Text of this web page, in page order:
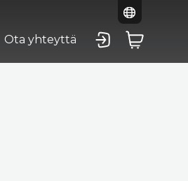
Ota yhteyttä